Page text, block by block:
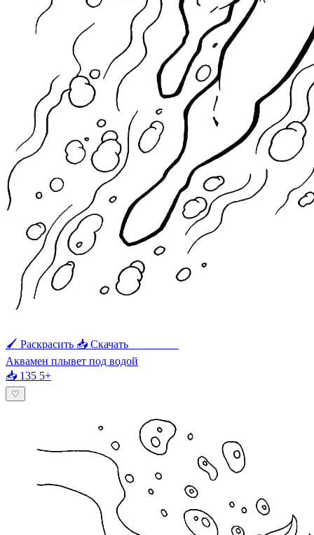
🖌 Раскрасить 📥 Скачать
Аквамен плывет под водой
📥 135 5+
♡